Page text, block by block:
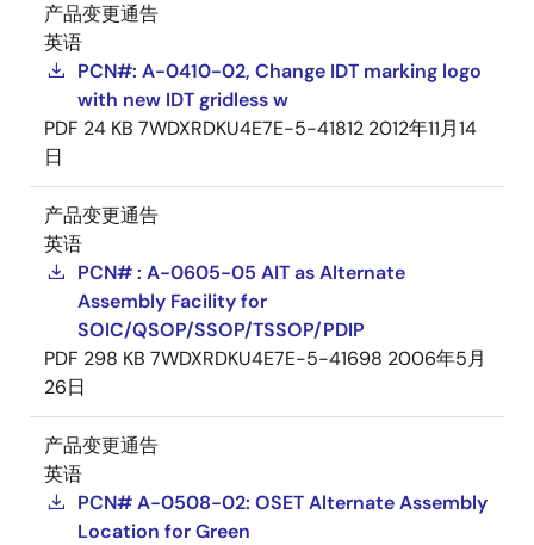
产品变更通告
英语
PCN#: A-0410-02, Change IDT marking logo
with new IDT gridless w
PDF 24 KB 7WDXRDKU4E7E-5-41812 2012年11月14
日
产品变更通告
英语
PCN# : A-0605-05 AIT as Alternate
Assembly Facility for
SOIC/QSOP/SSOP/TSSOP/PDIP
PDF 298 KB 7WDXRDKU4E7E-5-41698 2006年5月
26日
产品变更通告
英语
PCN# A-0508-02: OSET Alternate Assembly
Location for Green